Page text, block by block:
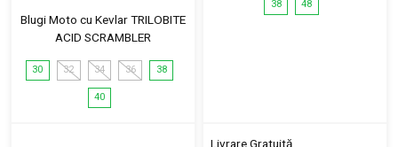
Blugi Moto cu Kevlar TRILOBITE
ACID SCRAMBLER
30 32 34 36 38
40
38 48
Livrare Gratuită